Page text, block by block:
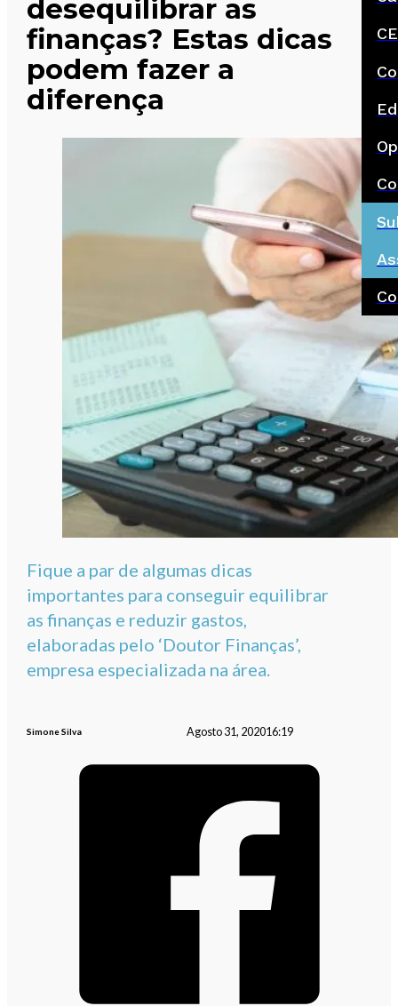
desequilibrar as
finanças? Estas dicas
podem fazer a
diferença
Fique a par de algumas dicas
importantes para conseguir equilibrar
as finanças e reduzir gastos,
elaboradas pelo ‘Doutor Finanças’,
empresa especializada na área.
Simone Silva Agosto 31, 202016:19